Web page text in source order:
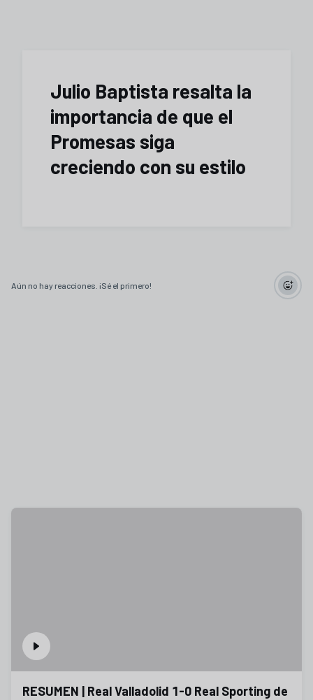
Julio Baptista resalta la
importancia de que el
Promesas siga
creciendo con su estilo
Aún no hay reacciones. ¡Sé el primero!
RESUMEN | Real Valladolid 1-0 Real Sporting de